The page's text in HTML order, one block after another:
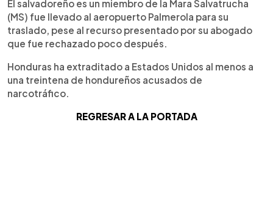
El salvadoreño es un miembro de la Mara Salvatrucha
(MS) fue llevado al aeropuerto Palmerola para su
traslado, pese al recurso presentado por su abogado
que fue rechazado poco después.
Honduras ha extraditado a Estados Unidos al menos a
una treintena de hondureños acusados de
narcotráfico.
REGRESAR A LA PORTADA